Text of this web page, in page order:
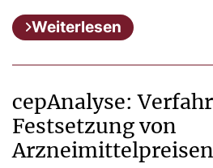
Weiterlesen
cepAnalyse:
Festsetzung von